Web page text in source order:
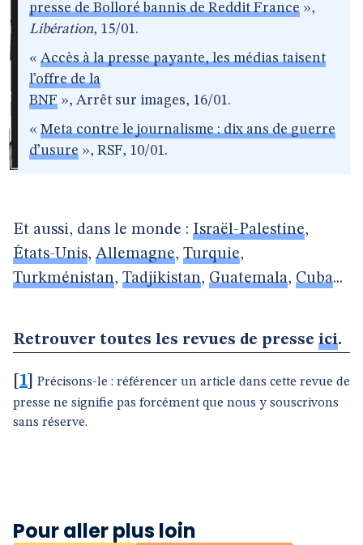
presse de Bolloré bannis de Reddit France »,
Libération, 15/01.
« Accès à la presse payante, les médias taisent
l’offre de la
BNF », Arrêt sur images, 16/01.
« Meta contre le journalisme : dix ans de guerre
d’usure », RSF, 10/01.
Et aussi, dans le monde : Israël-Palestine,
États-Unis, Allemagne, Turquie,
Turkménistan, Tadjikistan, Guatemala, Cuba...
Retrouver toutes les revues de presse ici.
1
Précisons-le : référencer un article dans cette revue de
presse ne signifie pas forcément que nous y souscrivons
sans réserve.
Pour aller plus loin